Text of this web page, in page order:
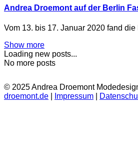
Andrea Droemont auf der Berlin
Vom 13. bis 17. Januar 2020 fand
Show more
Loading new posts...
No more posts
© 2025 Andrea Droemont
droemont.de
Impressum